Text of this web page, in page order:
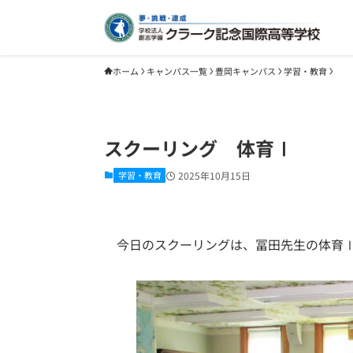
ホーム キャンパス一覧 豊岡キャンパス 学習・教育
スクーリング 体育Ⅰ
学習・教育 2025年10月15日
今日のスクーリングは、冨田先生の体